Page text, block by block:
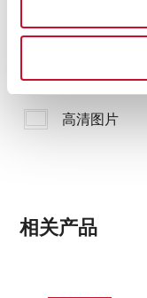
家庭目录
高清图片
相关产品